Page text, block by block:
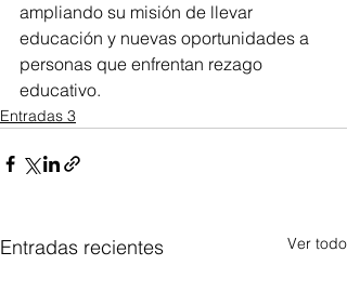
ampliando su misión de llevar
educación y nuevas oportunidades a
personas que enfrentan rezago
educativo.
Entradas 3
Entradas recientes Ver todo